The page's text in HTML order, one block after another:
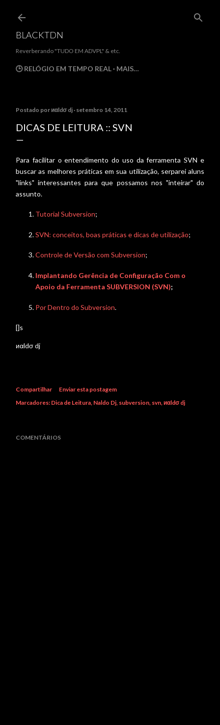
BLACKTDN
Reverberando "TUDO EM ADVPL" & etc.
🕒 RELÓGIO EM TEMPO REAL MAIS…
Postado por иαldσ dj setembro 14, 2011
DICAS DE LEITURA :: SVN
Para facilitar o entendimento do uso da ferramenta SVN e
buscar as melhores práticas em sua utilização, serparei aluns
"links" interessantes para que possamos nos "inteirar" do
assunto.
Tutorial Subversion;
SVN: conceitos, boas práticas e dicas de utilização;
Controle de Versão com Subversion;
Implantando Gerência de Configuração Com o
Apoio da Ferramenta SUBVERSION (SVN);
Por Dentro do Subversion.
[]s
иαldσ dj
Compartilhar
Enviar esta postagem
Marcadores: Dica de Leitura Naldo Dj subversion svn иαldσ dj
COMENTÁRIOS